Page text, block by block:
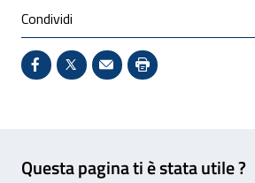
Condividi
Condividi su Facebook - Sito
X - Sito esterno -
Invio Mail: apre il
Stampa pagina:
Questa pagina ti è stata utile ?